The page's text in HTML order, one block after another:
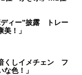
ディー”披露 トレー
！」
くしイメチェン フ
な色！」